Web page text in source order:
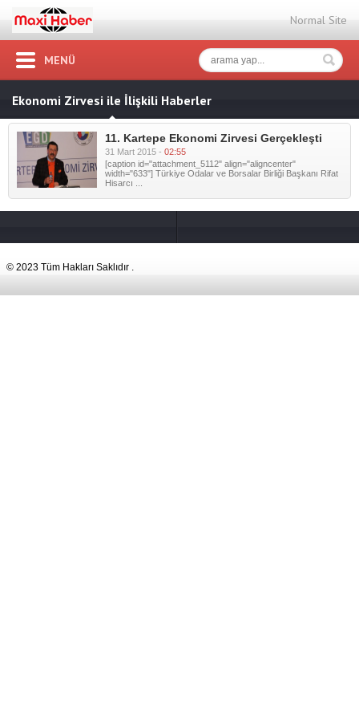
Normal Site
MENÜ
Ekonomi Zirvesi ile İlişkili Haberler
11. Kartepe Ekonomi Zirvesi Gerçekleşti
31 Mart 2015 - 02:55
[caption id="attachment_5112" align="aligncenter"
width="633"] Türkiye Odalar ve Borsalar Birliği Başkanı Rifat
Hisarcı ...
© 2023 Tüm Hakları Saklıdır .